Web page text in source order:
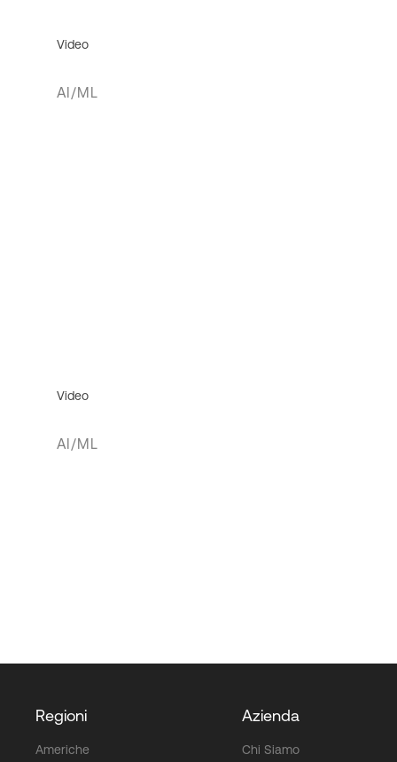
Video
AI/ML
Video
AI/ML
Regioni
Americhe
Azienda
Chi Siamo